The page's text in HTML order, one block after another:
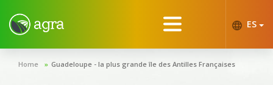
ES
Home Guadeloupe - la plus grande île des Antilles Françaises